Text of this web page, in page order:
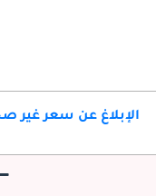
الإبلاغ عن سعر غير